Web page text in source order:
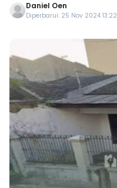
Daniel Oen
Diperbarui: 25 Nov 2024 13:22